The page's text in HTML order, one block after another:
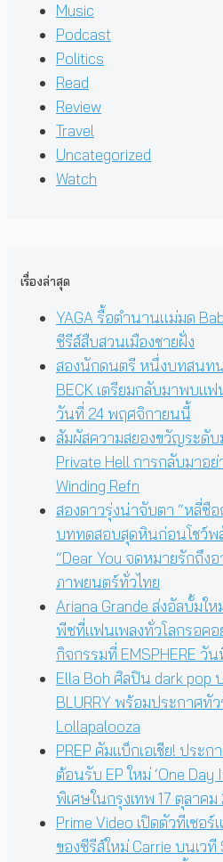
Music
Podcast
Politics
Read
Review
Travel
Uncategorized
Watch
เรื่องล่าสุด
YAGA รื้อตำนานแม่มด
ซีรีส์สืบสวนเมืองชายฝั่ง
สองนักดนตรี หนึ่งบทสนทน
BECK เตรียมกลับมาพบแฟ
วันที่ 24 พฤศจิกายนนี้
สัมผัสความสยองขวัญระดับ
Private Hell การกลับมาอ
Winding Refn
สองดาวรุ่งน่าจับตา “หลี่ซื
บททดสอบสุดหินก่อนโชว์พ
“Dear You จดหมายรักถึง
ภาพยนตร์ทั่วไทย
Ariana Grande ส่งอัลบั้มใ
พีซที่แฟนเพลงทั่วโลกรอค
กิจกรรมที่ EMSPHERE วั
Ella Boh ศิลปิน dark pop
BLURRY พร้อมประกาศทั
Lollapalooza
PREP คัมแบ็กเอเชีย! ประก
ต้อนรับ EP ใหม่ ‘One Day
พิเศษในกรุงเทพ 17 ตุลาค
Prime Video เปิดตัวทีเซอ
ของซีรีส์ใหม่ Carrie บนเวที